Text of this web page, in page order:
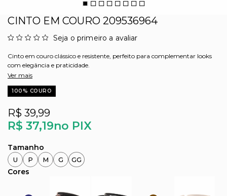
CINTO EM COURO 209536964
Seja o primeiro a avaliar
Cinto em couro clássico e resistente, perfeito para complementar looks
com elegância e praticidade.
Ver mais
100% COURO
R$ 37,19no PIX
R$ 39,99
U P M G GG